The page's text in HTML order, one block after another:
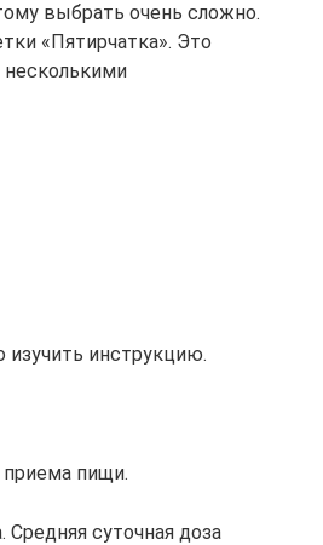
выбрать очень сложно.
«Пятирчатка». Это
несколькими
инструкцию.
приема пищи.
суточная доза